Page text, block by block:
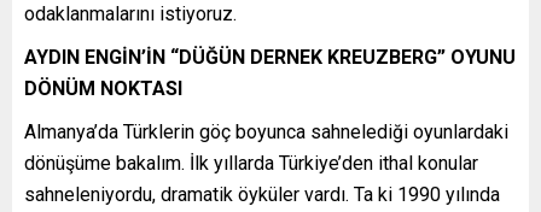
odaklanmalarını istiyoruz.
AYDIN ENGİN’İN “DÜĞÜN DERNEK KREUZBERG” OYUNU
DÖNÜM NOKTASI
Almanya’da Türklerin göç boyunca sahnelediği oyunlardaki
dönüşüme bakalım. İlk yıllarda Türkiye’den ithal konular
sahneleniyordu, dramatik öyküler vardı. Ta ki 1990 yılında